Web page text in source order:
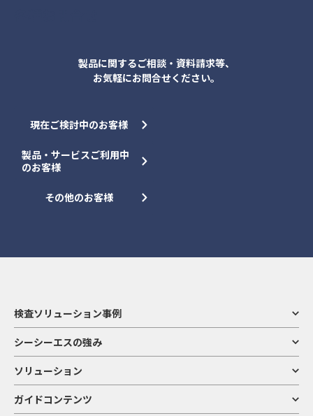
製品に関するご相談・資料請求等、
お気軽にお問合せください。
現在ご検討中のお客様
製品・サービスご利用中
のお客様
その他のお客様
検査ソリューション事例
シーシーエスの強み
ソリューション
ガイドコンテンツ